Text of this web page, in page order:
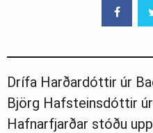
Drífa Harðardóttir úr
Björg Hafsteinsdóttir
Hafnarfjarðar stóðu